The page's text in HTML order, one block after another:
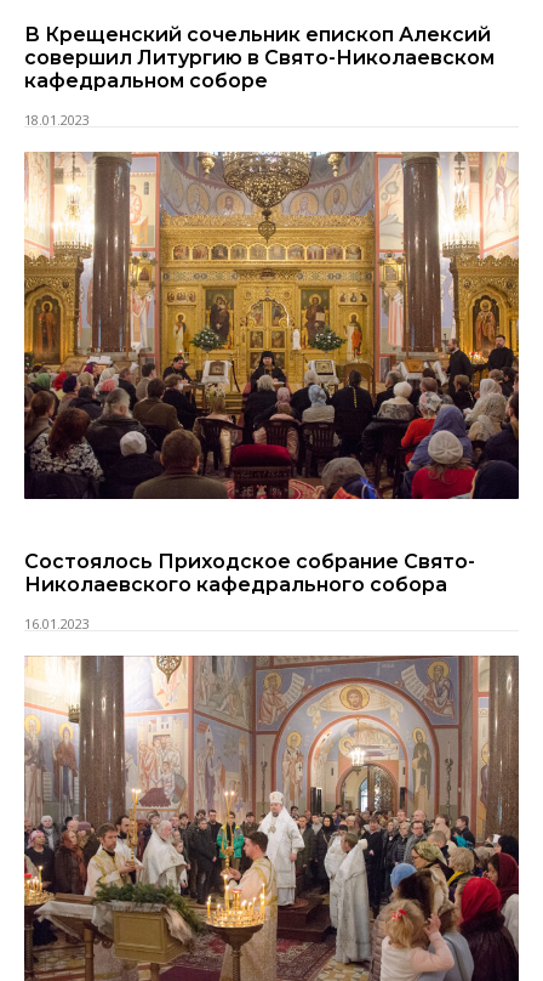
В Крещенский сочельник епископ Алексий
совершил Литургию в Свято-Николаевском
кафедральном соборе
18.01.2023
Состоялось Приходское собрание Свято-
Николаевского кафедрального собора
16.01.2023